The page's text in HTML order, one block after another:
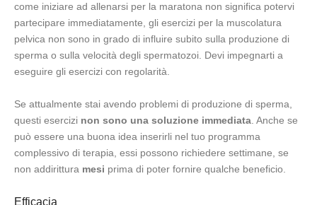
come iniziare ad allenarsi per la maratona non significa potervi
partecipare immediatamente, gli esercizi per la muscolatura
pelvica non sono in grado di influire subito sulla produzione di
sperma o sulla velocità degli spermatozoi. Devi impegnarti a
eseguire gli esercizi con regolarità.
Se attualmente stai avendo problemi di produzione di sperma,
questi esercizi non sono una soluzione immediata . Anche se
può essere una buona idea inserirli nel tuo programma
complessivo di terapia, essi possono richiedere settimane, se
non addirittura mesi prima di poter fornire qualche beneficio.
Efficacia